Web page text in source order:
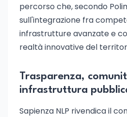
percorso che, secondo
sull'integrazione fra
infrastrutture avanzate e
realtà innovative del
Trasparenza,
infrastruttura
Sapienza NLP rivendica il